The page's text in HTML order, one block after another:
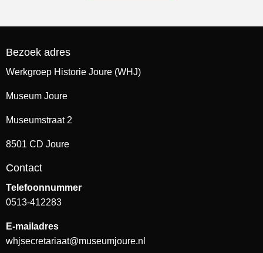
Bezoek adres
Werkgroep Historie Joure (WHJ)
Museum Joure
Museumstraat 2
8501 CD Joure
Contact
Telefoonnummer
0513-412283
E-mailadres
whjsecretariaat@museumjoure.nl